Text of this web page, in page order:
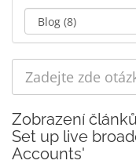
Zobrazení
Set up live
Accounts'